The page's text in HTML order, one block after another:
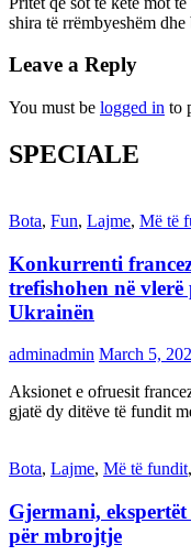
shira të rrëmbyeshëm
Leave a Reply
You must be logged in to
SPECIALE
Bota, Fun, Lajme, Më të
Konkurrenti
trefishohen në
Ukrainën
adminadmin March 5,
Aksionet e ofruesit
gjatë dy ditëve të fundit
Bota, Lajme, Më të fundit,
Gjermani,
për mbrojtje